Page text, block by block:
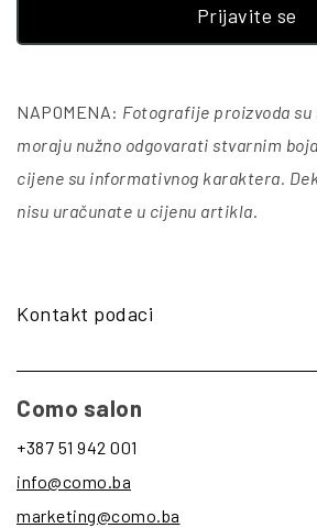
Prijavite se
NAPOMENA: Fotografije proizvoda su
moraju nužno odgovarati stvarnim
cijene su informativnog karaktera.
nisu uračunate u cijenu artikla.
Kontakt podaci
Como salon
+387 51 942 001
info@como.ba
marketing@como.ba